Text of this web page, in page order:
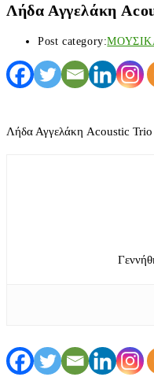
Λήδα Αγγελάκη
Post category:
Λήδα Αγγελάκη Acoustic Trio